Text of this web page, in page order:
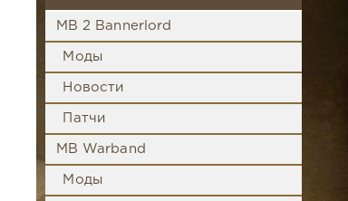
MB 2 Bannerlord
Моды
Новости
Патчи
MB Warband
Моды